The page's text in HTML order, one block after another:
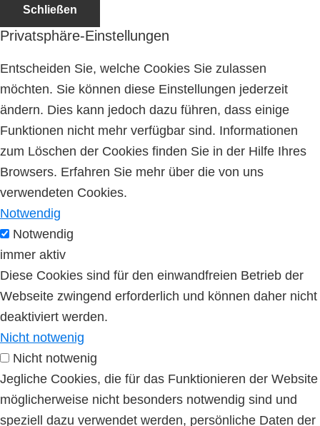
Schließen
Privatsphäre-Einstellungen
Entscheiden Sie, welche Cookies Sie zulassen
möchten. Sie können diese Einstellungen jederzeit
ändern. Dies kann jedoch dazu führen, dass einige
Funktionen nicht mehr verfügbar sind. Informationen
zum Löschen der Cookies finden Sie in der Hilfe Ihres
Browsers. Erfahren Sie mehr über die von uns
verwendeten Cookies.
Notwendig
Notwendig
immer aktiv
Diese Cookies sind für den einwandfreien Betrieb der
Webseite zwingend erforderlich und können daher nicht
deaktiviert werden.
Nicht notwenig
Nicht notwenig
Jegliche Cookies, die für das Funktionieren der Website
möglicherweise nicht besonders notwendig sind und
speziell dazu verwendet werden, persönliche Daten der